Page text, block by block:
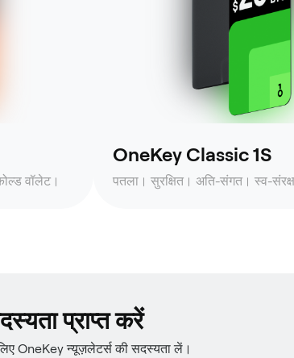
वॉलेट।
OneKey Classic 1S
पतला। सुरक्षित। अति-संगत। स्व-
प्राप्त करें
OneKey न्यूज़लेटर्स की सदस्यता लें।